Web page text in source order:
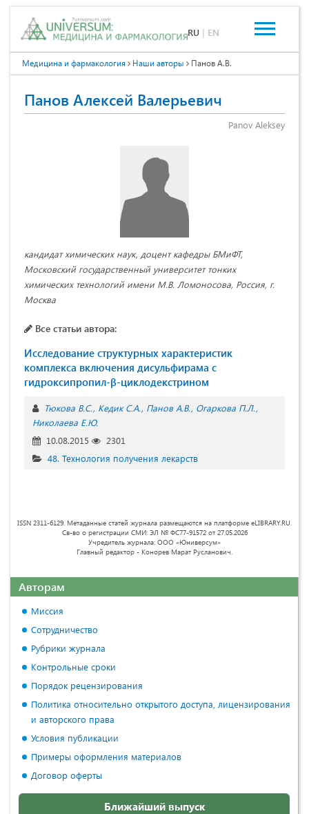
RU | EN
Медицина и фармакология Наши авторы Панов А.В.
Панов Алексей Валерьевич
Panov Aleksey
кандидат химических наук, доцент кафедры БМиФТ,
Московский государственный университет тонких
химических технологий имени М.В. Ломоносова, Россия, г.
Москва
Все статьи автора:
Исследование структурных характеристик
комплекса включения дисульфирама с
гидроксипропил-β-циклодекстрином
Тюкова В.С. Кедик С.А. Панов А.В. Огаркова П.Л.
Николаева Е.Ю.
10.08.2015
2301
48. Технология получения лекарств
ISSN 2311-6129. Метаданные статей журнала размещаются на платформе eLIBRARY.RU.
Св-во о регистрации СМИ: ЭЛ № ФС77-91572 от 27.05.2026
Учредитель журнала: ООО «Юниверсум»
Главный редактор - Конорев Марат Русланович.
Авторам
Миссия
Сотрудничество
Рубрики журнала
Контрольные сроки
Порядок рецензирования
Политика относительно открытого доступа, лицензирования
и авторского права
Условия публикации
Примеры оформления материалов
Договор оферты
Ближайший выпуск